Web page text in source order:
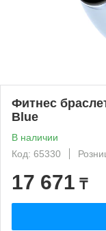
Фитнес
Blue
В наличии
Код: 65330
17 671 ₸